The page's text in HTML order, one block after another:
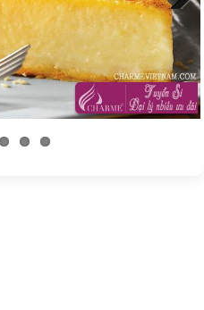
Next